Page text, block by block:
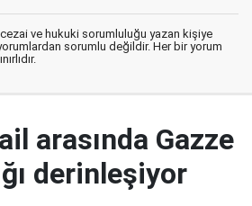
cezai ve hukuki sorumluluğu yazan kişiye
sorumlu değildir. Her bir yorum
arasında Gazze
derinleşiyor